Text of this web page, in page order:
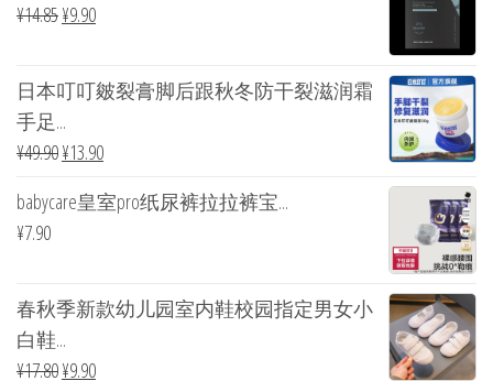
¥14.85¥9.90
日本叮叮皴裂膏脚后跟秋冬防干裂滋润霜
手足...
¥49.90¥13.90
babycare皇室pro纸尿裤拉拉裤宝...
¥7.90
春秋季新款幼儿园室内鞋校园指定男女小
白鞋...
¥17.80¥9.90